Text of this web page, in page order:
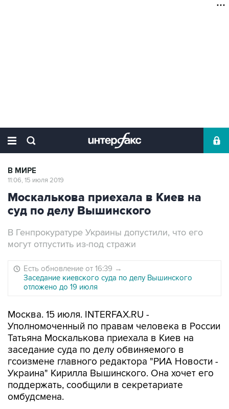
В МИРЕ
11:06, 15 июля 2019
Москалькова приехала в Киев на
суд по делу Вышинского
В Генпрокуратуре Украины допустили, что его
могут отпустить из-под стражи
Есть обновление от 16:39 →
Заседание киевского суда по делу Вышинского
отложено до 19 июля
Москва. 15 июля. INTERFAX.RU -
Уполномоченный по правам человека в России
Татьяна Москалькова приехала в Киев на
заседание суда по делу обвиняемого в
гсоизмене главного редактора "РИА Новости -
Украина" Кирилла Вышинского. Она хочет его
поддержать, сообщили в секретариате
омбудсмена.